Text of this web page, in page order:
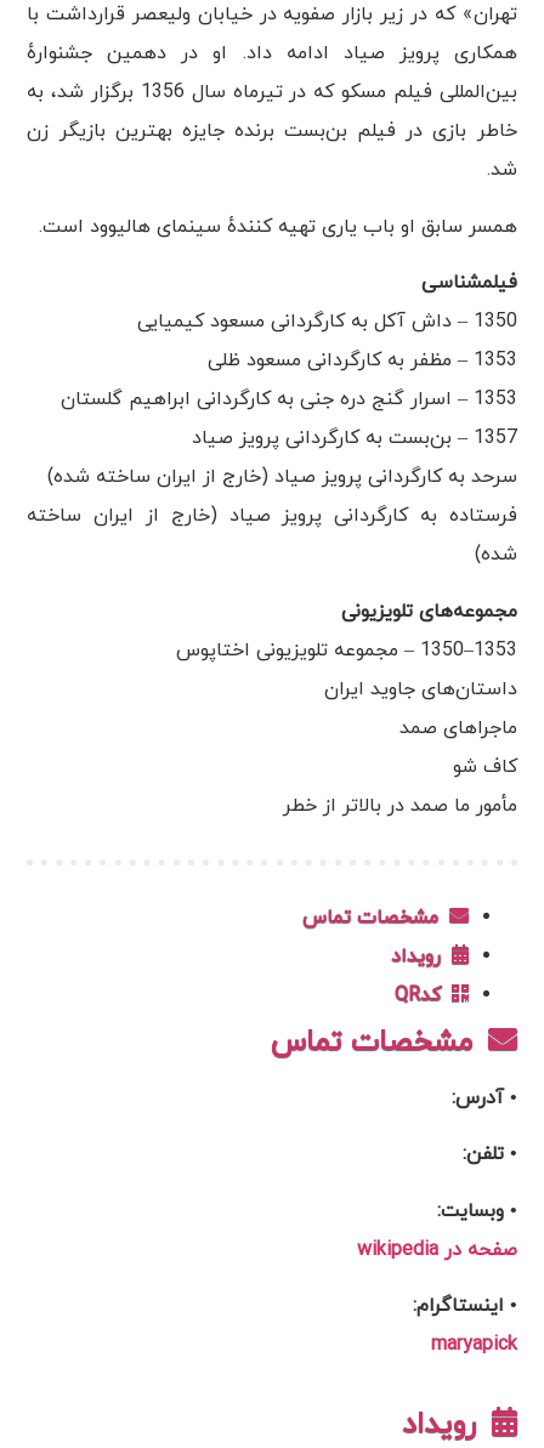
تهران» که در زیر بازار صفویه در خیابان ولیعصر قرارداشت با
همکاری پرویز صیاد ادامه داد. او در دهمین جشنوارهٔ
بین‌المللی فیلم مسکو که در تیرماه سال 1356 برگزار شد، به
خاطر بازی در فیلم بن‌بست برنده جایزه بهترین بازیگر زن
شد.
همسر سابق او باب یاری تهیه کنندهٔ سینمای هالیوود است.
فیلمشناسی
1350 – داش آکل به کارگردانی مسعود کیمیایی
1353 – مظفر به کارگردانی مسعود ظلی
1353 – اسرار گنج دره جنی به کارگردانی ابراهیم گلستان
1357 – بن‌بست به کارگردانی پرویز صیاد
سرحد به کارگردانی پرویز صیاد (خارج از ایران ساخته شده)
فرستاده به کارگردانی پرویز صیاد (خارج از ایران ساخته
شده)
مجموعه‌های تلویزیونی
1353–1350 – مجموعه تلویزیونی اختاپوس
داستان‌های جاوید ایران
ماجراهای صمد
کاف شو
مأمور ما صمد در بالاتر از خطر
مشخصات تماس
رویداد
کدQR
مشخصات تماس
• آدرس:
• تلفن:
• وبسایت:
صفحه در wikipedia
• اینستاگرام:
maryapick
رویداد